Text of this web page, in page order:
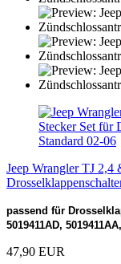
Jeep Wrangler TJ 2,4
passend für
5019411AD,
47,90 EUR